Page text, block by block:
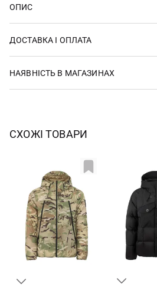
ОПИС
ДОСТАВКА І ОПЛАТА
НАЯВНІСТЬ В МАГАЗИНАХ
СХОЖІ ТОВАРИ